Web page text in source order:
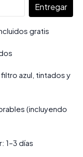
Entregar
gratis
azul, tintados y
(incluyendo
1–3 días